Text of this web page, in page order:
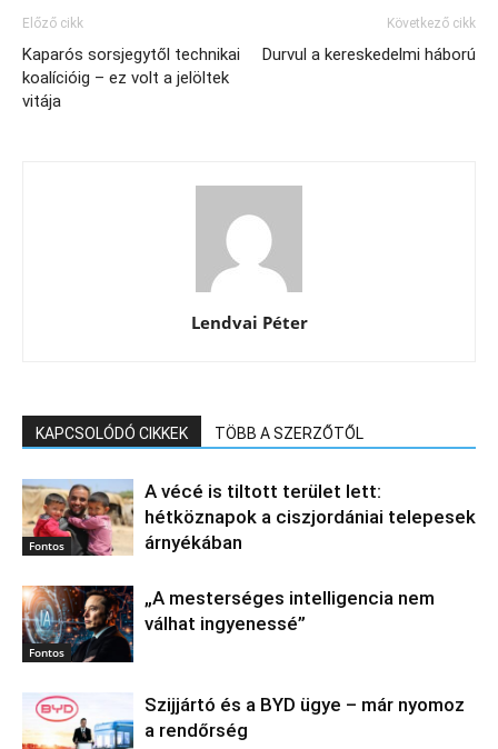
Előző cikk
Kaparós sorsjegytől technikai
koalícióig – ez volt a jelöltek
vitája
Következő cikk
Durvul a kereskedelmi háború
Lendvai Péter
KAPCSOLÓDÓ CIKKEK TÖBB A SZERZŐTŐL
Fontos
A vécé is tiltott terület lett:
hétköznapok a ciszjordániai telepesek
árnyékában
Fontos
„A mesterséges intelligencia nem
válhat ingyenessé”
Szijjártó és a BYD ügye – már nyomoz
a rendőrség